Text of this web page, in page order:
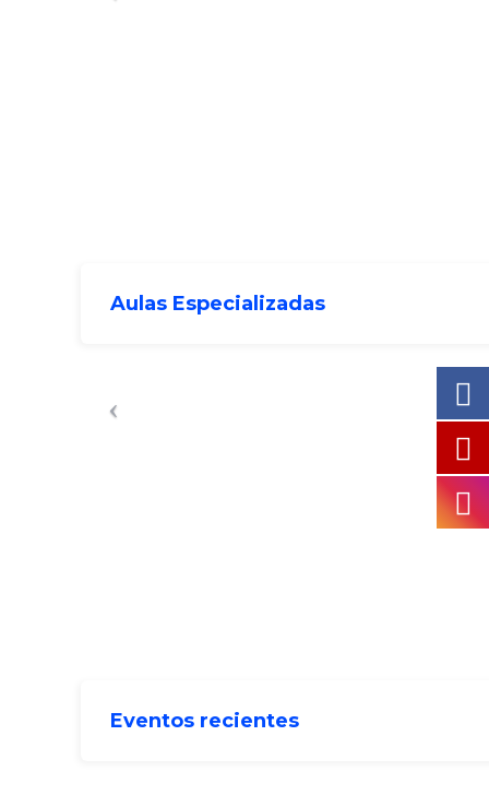
Aulas Especializadas
Eventos recientes